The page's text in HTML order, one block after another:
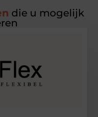
die u mogelijk